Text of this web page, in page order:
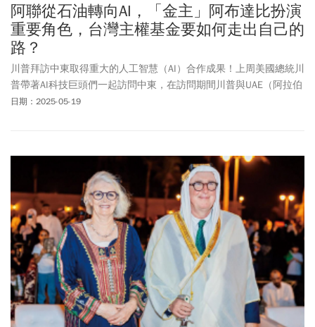
阿聯從石油轉向AI，「金主」阿布達比扮演
重要角色，台灣主權基金要如何走出自己的
路？
川普拜訪中東取得重大的人工智慧（AI）合作成果！上周美國總統川
普帶著AI科技巨頭們一起訪問中東，在訪問期間川普與UAE（阿拉伯
聯合大公國，簡稱阿聯）達成了一項重大的AI合作協議，標誌著兩國
日期：2025-05-19